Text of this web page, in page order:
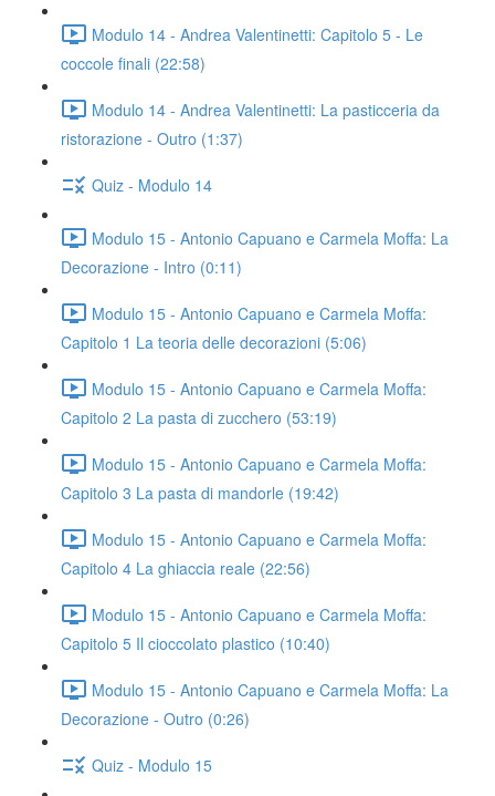
Modulo 14 - Andrea Valentinetti: Capitolo 5 - Le
coccole finali (22:58)
Modulo 14 - Andrea Valentinetti: La pasticceria da
ristorazione - Outro (1:37)
Quiz - Modulo 14
Modulo 15 - Antonio Capuano e Carmela Moffa: La
Decorazione - Intro (0:11)
Modulo 15 - Antonio Capuano e Carmela Moffa:
Capitolo 1 La teoria delle decorazioni (5:06)
Modulo 15 - Antonio Capuano e Carmela Moffa:
Capitolo 2 La pasta di zucchero (53:19)
Modulo 15 - Antonio Capuano e Carmela Moffa:
Capitolo 3 La pasta di mandorle (19:42)
Modulo 15 - Antonio Capuano e Carmela Moffa:
Capitolo 4 La ghiaccia reale (22:56)
Modulo 15 - Antonio Capuano e Carmela Moffa:
Capitolo 5 Il cioccolato plastico (10:40)
Modulo 15 - Antonio Capuano e Carmela Moffa: La
Decorazione - Outro (0:26)
Quiz - Modulo 15